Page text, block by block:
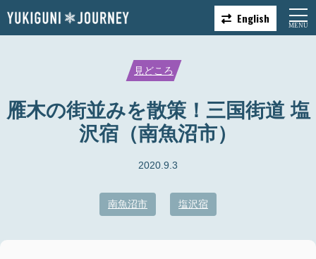
English
見どころ
雁木の街並みを散策！三国街道 塩
沢宿（南魚沼市）
2020.9.3
南魚沼市 塩沢宿